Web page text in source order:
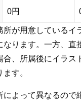
0円
所が用意しているイ
なります。一方、直
合、所属後にイラス
す。
によって異なるので